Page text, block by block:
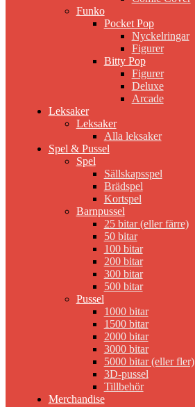
Funko
Pocket Pop
Nyckelringar
Figurer
Bitty Pop
Figurer
Deluxe
Arcade
Leksaker
Leksaker
Alla leksaker
Spel & Pussel
Spel
Sällskapsspel
Brädspel
Kortspel
Barnpussel
25 bitar (eller färre)
50 bitar
100 bitar
200 bitar
300 bitar
500 bitar
Pussel
1000 bitar
1500 bitar
2000 bitar
3000 bitar
5000 bitar (eller fler)
3D-pussel
Tillbehör
Merchandise